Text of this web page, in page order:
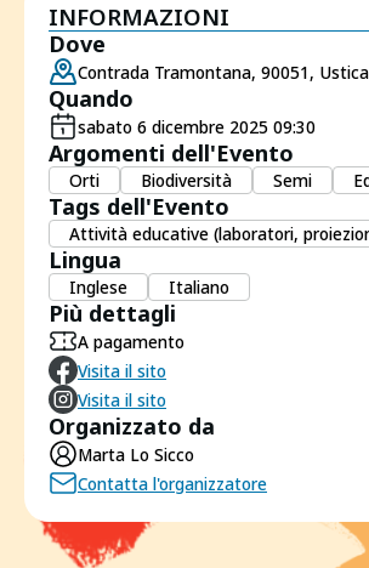
INFORMAZIONI
Dove
Contrada Tramontana, 90051,
Quando
sabato 6 dicembre 2025 09:30
Argomenti dell'Evento
Orti Biodiversità Semi
Tags dell'Evento
Attività educative (laboratori,
Lingua
Inglese Italiano
Più dettagli
A pagamento
Visita il sito
Visita il sito
Organizzato da
Marta Lo Sicco
Contatta l'organizzatore